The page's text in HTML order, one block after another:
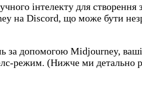
інтелекту для
на Discord, що може бути
за допомогою Midjourney,
режим. (Нижче ми детально